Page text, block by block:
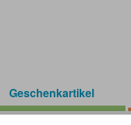
Geschenkartikel